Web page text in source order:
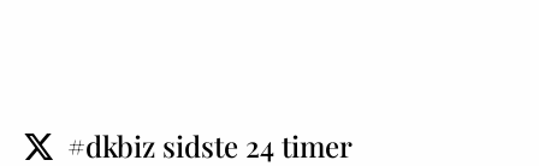
t #dkbiz sidste 24 timer